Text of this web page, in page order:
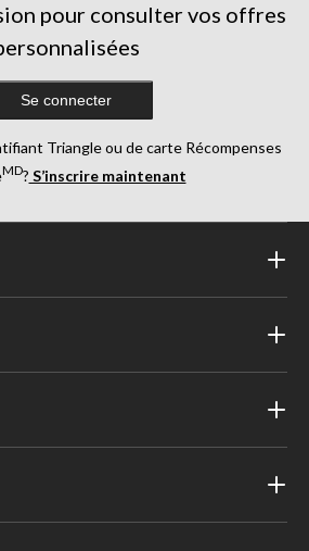
pour consulter vos offres
Se connecter
Triangle ou de carte Récompenses
MD? S’inscrire maintenant